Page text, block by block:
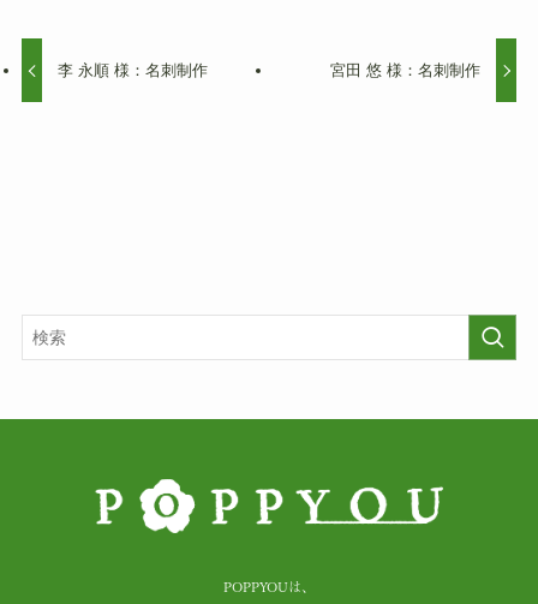
李 永順 様：名刺制作 宮田 悠 様：名刺制作
POPPYOUは、